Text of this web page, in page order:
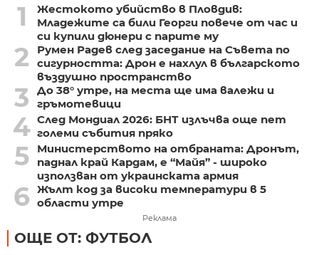
1
Жестокото убийство в Пловдив:
Младежите са били Георги повече от час и
си купили дюнери с парите му
2
Румен Радев след заседание на Съвета по
сигурността: Дрон е нахлул в българското
въздушно пространство
3
До 38° утре, на места ще има валежи и
гръмотевици
4 След Мондиал 2026: БНТ излъчва още пет
големи събития пряко
5
Министерството на отбраната: Дронът,
паднал край Кардам, е “Майя” - широко
използван от украинската армия
6 Жълт код за високи температури в 5
области утре
Реклама
ОЩЕ ОТ: ФУТБОЛ